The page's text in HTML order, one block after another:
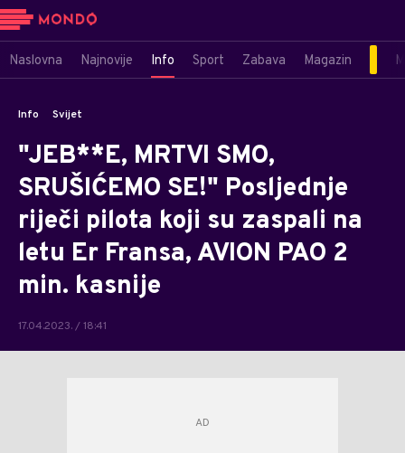
Naslovna Najnovije Info Sport Zabava Magazin
Info Svijet
"JEB**E, MRTVI SMO,
SRUŠIĆEMO SE!" Posljednje
riječi pilota koji su zaspali na
letu Er Fransa, AVION PAO 2
min. kasnije
17.04.2023. / 18:41